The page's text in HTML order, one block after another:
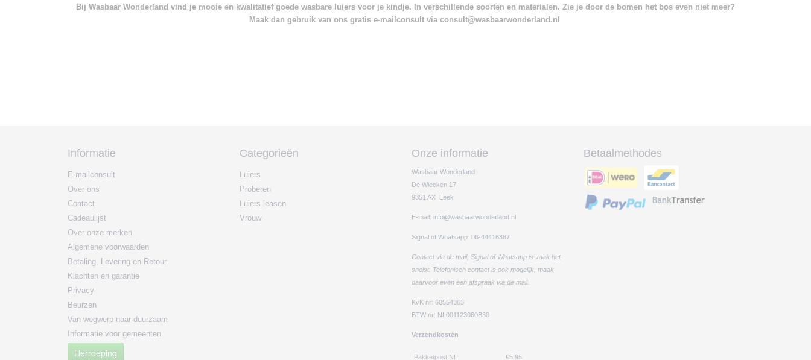
Bij Wasbaar Wonderland vind je mooie en kwalitatief goede wasbare luiers voor je kindje. In verschillende soorten en materialen. Zie je door de bomen het bos even niet meer?
Maak dan gebruik van ons gratis e-mailconsult via consult@wasbaarwonderland.nl
Informatie
E-mailconsult
Over ons
Contact
Cadeaulijst
Over onze merken
Algemene voorwaarden
Betaling, Levering en Retour
Klachten en garantie
Privacy
Beurzen
Van wegwerp naar duurzaam
Informatie voor gemeenten
Herroeping
Categorieën
Luiers
Proberen
Luiers leasen
Vrouw
Onze informatie
Wasbaar Wonderland
De Wiecken 17
9351 AX Leek
E-mail: info@wasbaarwonderland.nl
Signal of Whatsapp: 06-44416387
Contact via de mail, Signal of Whatsapp is vaak het
snelst. Telefonisch contact is ook mogelijk, maak
daarvoor even een afspraak via de mail.
KvK nr: 60554363
BTW nr: NL001123060B30
Verzendkosten
Pakketpost NL €5,95
Betaalmethodes